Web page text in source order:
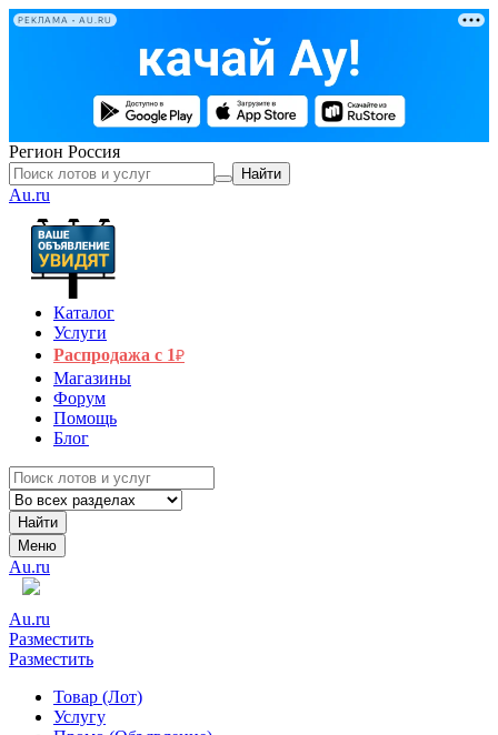
РЕКЛАМА • AU.RU
Регион Россия
Найти
Au.ru
Каталог
Услуги
Распродажа с 1₽
Магазины
Форум
Помощь
Блог
Найти
Меню
Au.ru
Au.ru
Разместить
Разместить
Товар (Лот)
Услугу